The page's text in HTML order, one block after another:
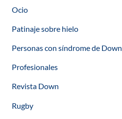
Ocio
Patinaje sobre hielo
Personas con síndrome de Down
Profesionales
Revista Down
Rugby